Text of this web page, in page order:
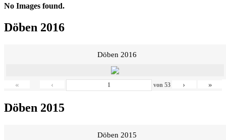
No Images found.
Döben 2016
Döben 2016
« ‹ von 53 › »
Döben 2015
Döben 2015